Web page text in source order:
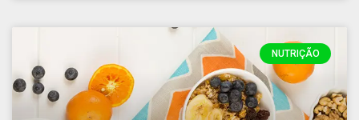
NUTRIÇÃO